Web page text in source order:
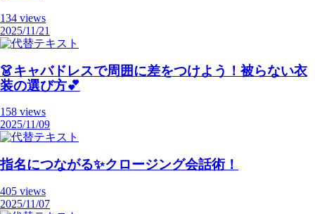
134 views
2025/11/21
👗キャバドレスで周囲に差をつけよう！被らない衣
装の選び方💕
158 views
2025/11/09
指名につながる✨クロージング会話術！
405 views
2025/11/07